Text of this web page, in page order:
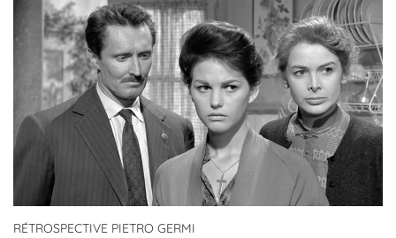
RÉTROSPECTIVE PIETRO GERMI